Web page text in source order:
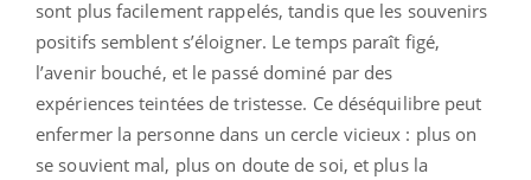
sont plus facilement rappelés, tandis que les souvenirs
positifs semblent s’éloigner. Le temps paraît figé,
l’avenir bouché, et le passé dominé par des
expériences teintées de tristesse. Ce déséquilibre peut
enfermer la personne dans un cercle vicieux : plus on
se souvient mal, plus on doute de soi, et plus la